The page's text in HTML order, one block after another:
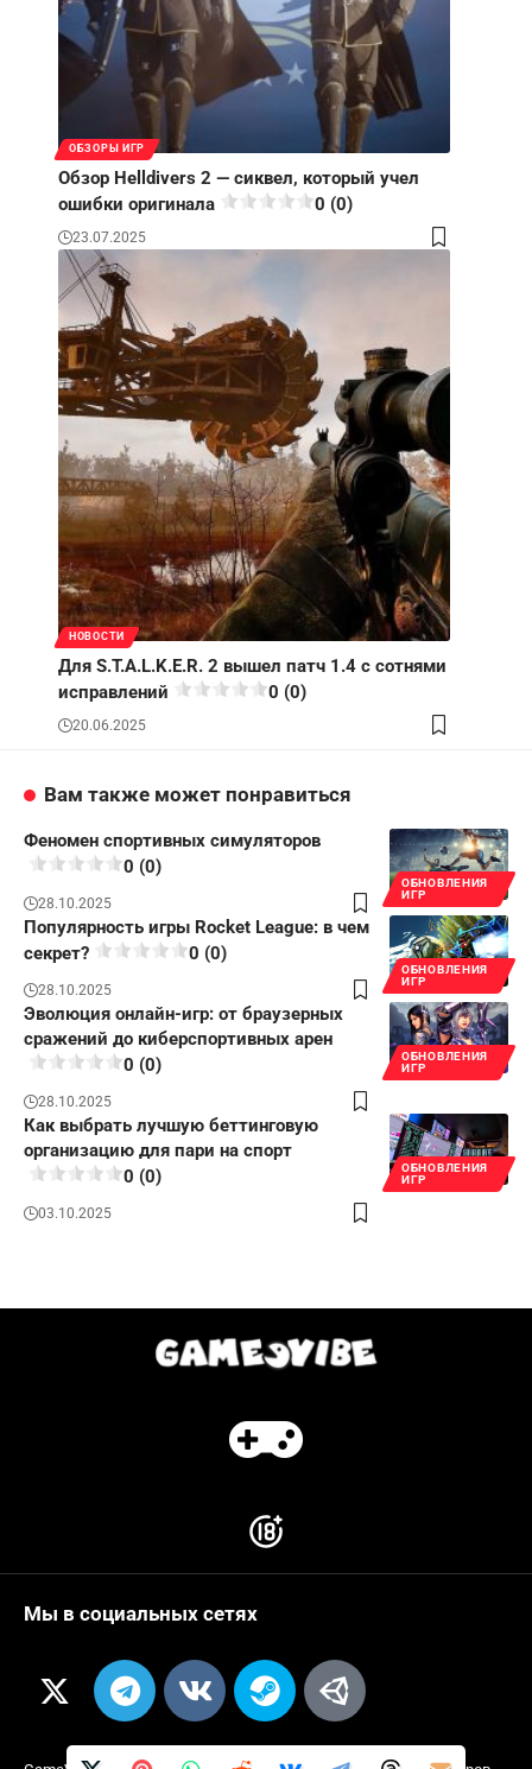
ОБЗОРЫ ИГР
Обзор Helldivers 2 — сиквел, который учел
ошибки оригинала
0 (0)
23.07.2025
НОВОСТИ
Для S.T.A.L.K.E.R. 2 вышел патч 1.4 с сотнями
исправлений
0 (0)
20.06.2025
Вам также может понравиться
ОБНОВЛЕНИЯ
ИГР
Феномен спортивных симуляторов
0 (0)
28.10.2025
ОБНОВЛЕНИЯ
ИГР
Популярность игры Rocket League: в чем
секрет?
0 (0)
28.10.2025
ОБНОВЛЕНИЯ
ИГР
Эволюция онлайн-игр: от браузерных
сражений до киберспортивных арен
0 (0)
28.10.2025
ОБНОВЛЕНИЯ
ИГР
Как выбрать лучшую беттинговую
организацию для пари на спорт
0 (0)
03.10.2025
Мы в социальных сетях